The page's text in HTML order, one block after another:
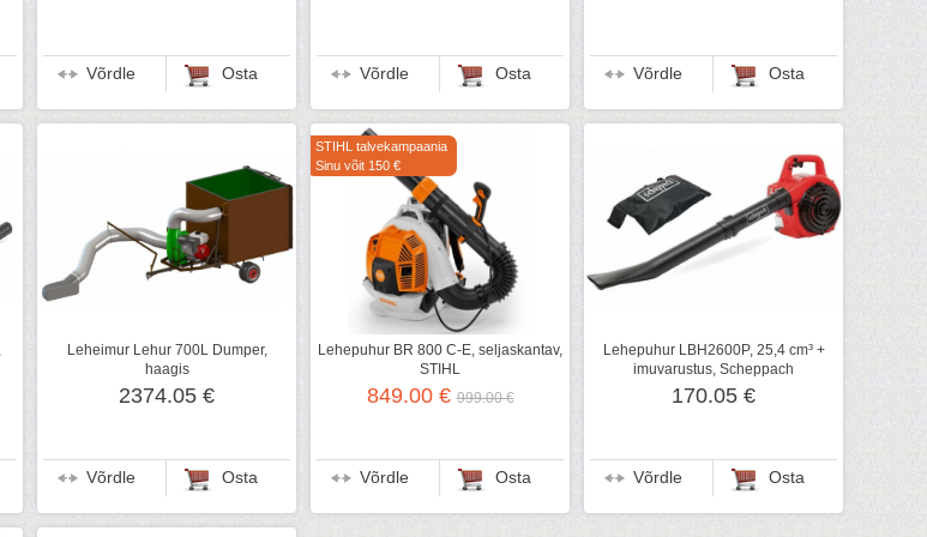
Võrdle Osta Võrdle Osta Võrdle Osta
Leheimur Lehur 700L Dumper,
haagis
2374.05 €
Võrdle Osta
STIHL talvekampaania
Sinu võit 150 €
Lehepuhur BR 800 C-E, seljaskantav,
STIHL
849.00 €999.00 €
Võrdle Osta
Lehepuhur LBH2600P, 25,4 cm³ +
imuvarustus, Scheppach
170.05 €
Võrdle Osta